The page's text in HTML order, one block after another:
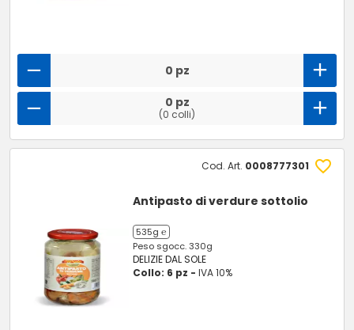
0 pz
0 pz
(0 colli)
Cod. Art. 0008777301
Antipasto di verdure sottolio
535g ℮
Peso sgocc. 330g
DELIZIE DAL SOLE
Collo: 6 pz -IVA 10%